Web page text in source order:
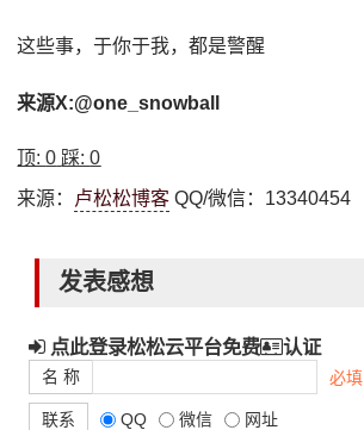
这些事，于你于我，都是警醒
来源X:@one_snowball
顶:0 踩:0
来源： 卢松松博客 QQ/微信：13340454
发表感想
点此登录松松云平台免费 认证
名 称 必填
联系 QQ 微信 网址